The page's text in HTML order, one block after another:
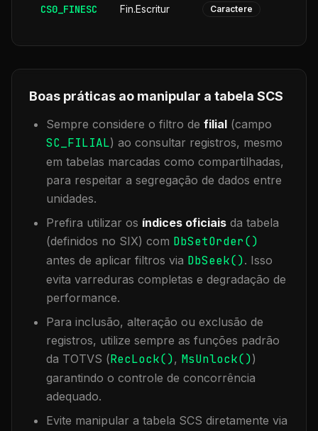
CS0_FINESC Fin.Escritur Caractere
Boas práticas ao manipular a tabela SCS
Sempre considere o filtro de filial (campo
SC_FILIAL) ao consultar registros, mesmo
em tabelas marcadas como compartilhadas,
para respeitar a segregação de dados entre
unidades.
Prefira utilizar os índices oficiais da tabela
(definidos no SIX) com DbSetOrder()
antes de aplicar filtros via DbSeek(). Isso
evita varreduras completas e degradação de
performance.
Para inclusão, alteração ou exclusão de
registros, utilize sempre as funções padrão
da TOTVS (RecLock(), MsUnlock())
garantindo o controle de concorrência
adequado.
Evite manipular a tabela SCS diretamente via